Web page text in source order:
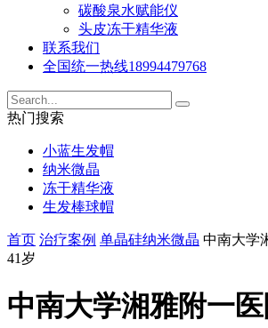
碳酸泉水赋能仪
头皮冻干精华液
联系我们
全国统一热线18994479768
热门搜索
小蓝生发帽
纳米微晶
冻干精华液
生发棒球帽
首页 治疗案例 单晶硅纳米微晶 中南大学
41岁
中南大学湘雅附一